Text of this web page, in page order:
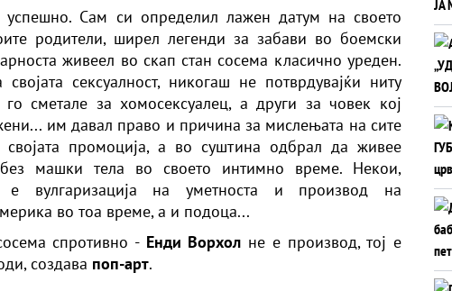
успешно. Сам си определил лажен датум на своето
родители, ширел легенди за забави во боемски
живеел во скап стан сосема класично уреден.
сексуалност, никогаш не потврдувајќи ниту
сметале за хомосексуалец, а други за човек кој
им давал право и причина за мислењата на сите
промоција, а во суштина одбрал да живее
машки тела во своето интимно време. Некои,
е вулгаризација на уметноста и производ на
во тоа време, а и подоца...
спротивно - Енди Ворхол не е производ, тој е
создава поп-арт.